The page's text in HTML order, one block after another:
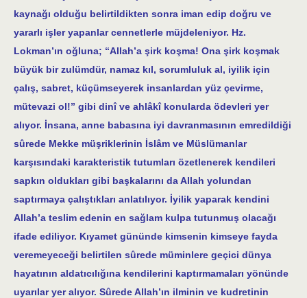
kaynağı olduğu belirtildikten sonra iman edip doğru ve
yararlı işler yapanlar cennetlerle müjdeleniyor. Hz.
Lokman’ın oğluna; “Allah’a şirk koşma! Ona şirk koşmak
büyük bir zulümdür, namaz kıl, sorumluluk al, iyilik için
çalış, sabret, küçümseyerek insanlardan yüz çevirme,
mütevazi ol!” gibi dinî ve ahlâkî konularda ödevleri yer
alıyor. İnsana, anne babasına iyi davranmasının emredildiği
sûrede Mekke müşriklerinin İslâm ve Müslümanlar
karşısındaki karakteristik tutumları özetlenerek kendileri
sapkın oldukları gibi başkalarını da Allah yolundan
saptırmaya çalıştıkları anlatılıyor. İyilik yaparak kendini
Allah’a teslim edenin en sağlam kulpa tutunmuş olacağı
ifade ediliyor. Kıyamet gününde kimsenin kimseye fayda
veremeyeceği belirtilen sûrede müminlere geçici dünya
hayatının aldatıcılığına kendilerini kaptırmamaları yönünde
uyarılar yer alıyor. Sûrede Allah’ın ilminin ve kudretinin